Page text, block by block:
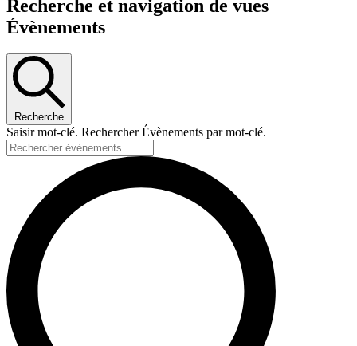
Recherche et navigation de vues
Évènements
Recherche
Saisir mot-clé. Rechercher Évènements par mot-clé.